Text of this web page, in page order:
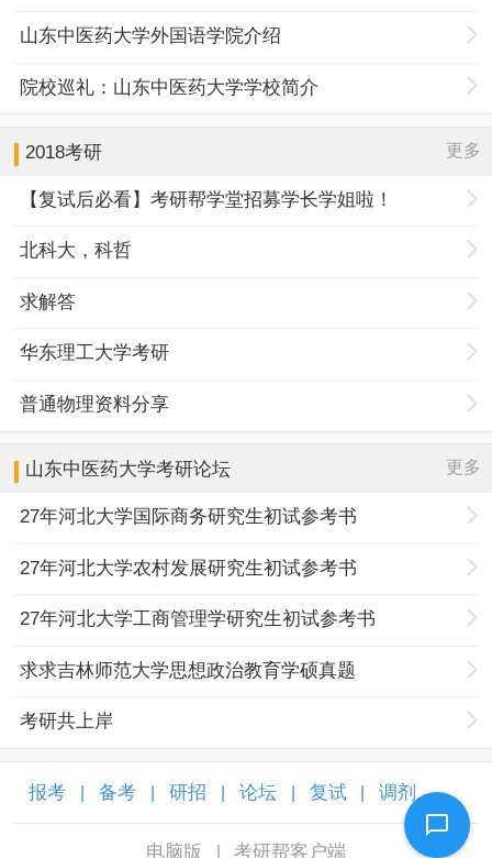
山东中医药大学外国语学院介绍
院校巡礼：山东中医药大学学校简介
2018考研 更多
【复试后必看】考研帮学堂招募学长学姐啦！
北科大，科哲
求解答
华东理工大学考研
普通物理资料分享
山东中医药大学考研论坛 更多
27年河北大学国际商务研究生初试参考书
27年河北大学农村发展研究生初试参考书
27年河北大学工商管理学研究生初试参考书
求求吉林师范大学思想政治教育学硕真题
考研共上岸
报考 备考 研招 论坛 复试 调剂
电脑版 考研帮客户端